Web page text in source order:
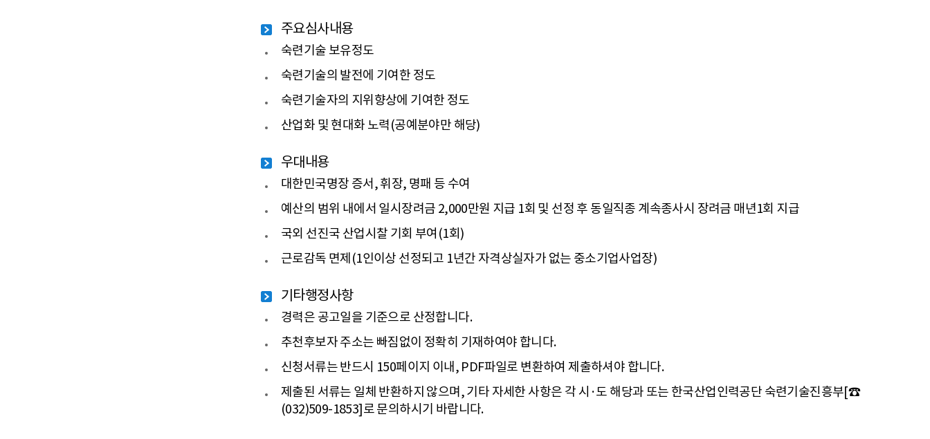
주요심사내용
숙련기술 보유정도
숙련기술의 발전에 기여한 정도
숙련기술자의 지위향상에 기여한 정도
산업화 및 현대화 노력(공예분야만 해당)
우대내용
대한민국명장 증서, 휘장, 명패 등 수여
예산의 범위 내에서 일시장려금 2,000만원 지급 1회 및 선정 후 동일직종 계속종사시 장려금 매년1회 지급
국외 선진국 산업시찰 기회 부여(1회)
근로감독 면제(1인이상 선정되고 1년간 자격상실자가 없는 중소기업사업장)
기타행정사항
경력은 공고일을 기준으로 산정합니다.
추천후보자 주소는 빠짐없이 정확히 기재하여야 합니다.
신청서류는 반드시 150페이지 이내, PDF파일로 변환하여 제출하셔야 합니다.
제출된 서류는 일체 반환하지 않으며, 기타 자세한 사항은 각 시·도 해당과 또는 한국산업인력공단 숙련기술진흥부[☎
(032)509-1853]로 문의하시기 바랍니다.